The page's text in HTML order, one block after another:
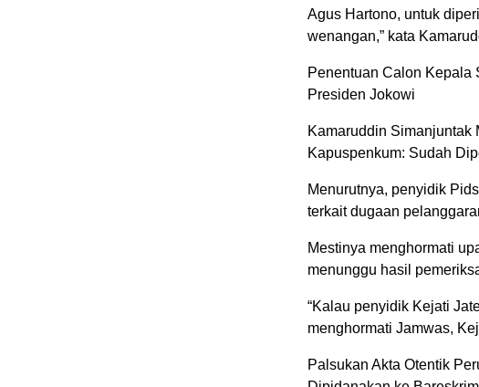
Agus Hartono, untuk
wenangan,” kata
Penentuan Calon Kepala
Presiden Jokowi
Kamaruddin Simanjuntak
Kapuspenkum: Sudah
Menurutnya, penyidik
terkait dugaan
Mestinya menghormati
menunggu hasil
“Kalau penyidik Kejati
menghormati Jamwas,
Palsukan Akta Otentik